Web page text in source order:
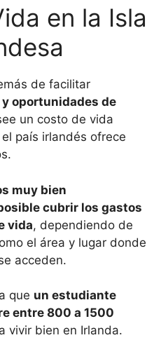
en la Isla
de facilitar
oportunidades de
un costo de vida
país irlandés ofrece
muy bien
cubrir los gastos
vida, dependiendo de
el área y lugar donde
acceden.
que un estudiante
entre 800 a 1500
vivir bien en Irlanda.